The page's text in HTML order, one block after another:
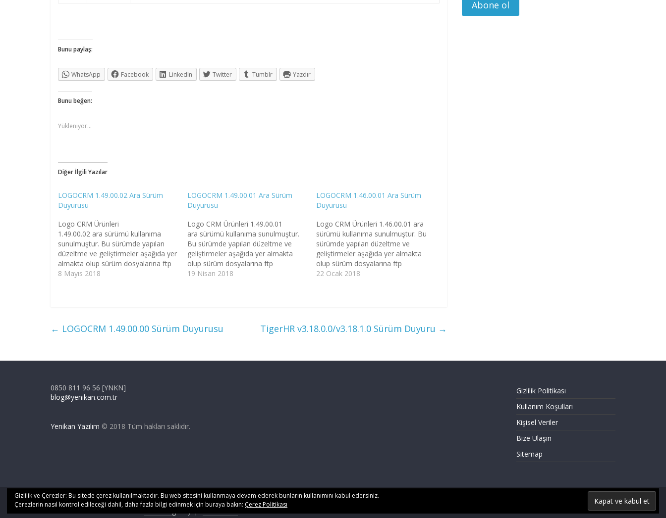
Bunu paylaş:
WhatsApp Facebook LinkedIn Twitter Tumblr Yazdır
Bunu beğen:
Yükleniyor...
Diğer İlgili Yazılar
LOGOCRM 1.49.00.02 Ara Sürüm
Duyurusu
Logo CRM Ürünleri
1.49.00.02 ara sürümü kullanıma
sunulmuştur. Bu sürümde yapılan
düzeltme ve geliştirmeler aşağıda yer
almakta olup sürüm dosyalarına ftp
sitemizden erişebilirsiniz. Önemli
Service ürünün ücretli olan versiyonu
8 Mayıs 2018
LOGOCRM 1.49.00.01 Ara Sürüm
Duyurusu
Logo CRM Ürünleri 1.49.00.01
ara sürümü kullanıma sunulmuştur.
Bu sürümde yapılan düzeltme ve
geliştirmeler aşağıda yer almakta
olup sürüm dosyalarına ftp
sitemizden erişebilirsiniz. Önemli
Service ürünün ücretli olan versiyonu
19 Nisan 2018
LOGOCRM 1.46.00.01 Ara Sürüm
Duyurusu
Logo CRM Ürünleri 1.46.00.01 ara
sürümü kullanıma sunulmuştur. Bu
sürümde yapılan düzeltme ve
geliştirmeler aşağıda yer almakta
olup sürüm dosyalarına ftp
sitemizden erişebilirsiniz. Önemli
hataları giderildi.…
22 Ocak 2018
← LOGOCRM 1.49.00.00 Sürüm Duyurusu TigerHR v3.18.0.0/v3.18.1.0 Sürüm Duyuru →
0850 811 96 56 [YNKN]
blog@yenikan.com.tr
Gizlilik ve Çerezler: Bu sitede çerez kullanılmaktadır. Bu web sitesini kullanmaya devam ederek bunların kullanımını kabul edersiniz.
Çerezlerin nasıl kontrol edileceği dahil, daha fazla bilgi edinmek için buraya bakın: Çerez Politikası
Yenikan Yazılım © 2018 Tüm hakları saklıdır.
Gizlilik Politikası
Kullanım Koşulları
Kişisel Veriler
Bize Ulaşın
Sitemap
Tüm hakları saklıdır © 2026Yenikan Blog.
Tema: ThemeGrill tarafından
ColorMag . Altyapı WordPress